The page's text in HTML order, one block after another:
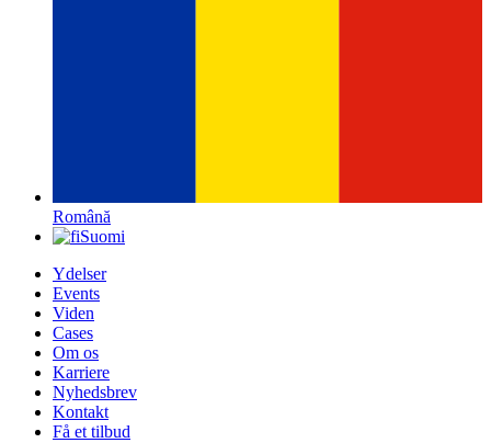
Română
Suomi
Ydelser
Events
Viden
Cases
Om os
Karriere
Nyhedsbrev
Kontakt
Få et tilbud